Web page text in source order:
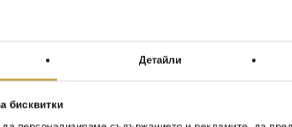
Детайли
бисквитки
Battery
(430.28 лв.)Original
was:
(279.68 лв.)
TOM DIXON
812€ (1,588.13 лв.)
TOM
1062€
В наличност В